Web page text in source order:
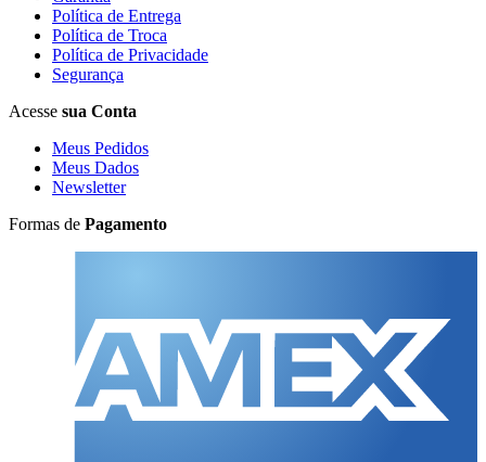
Política de Entrega
Política de Troca
Política de Privacidade
Segurança
Acesse sua Conta
Meus Pedidos
Meus Dados
Newsletter
Formas de Pagamento